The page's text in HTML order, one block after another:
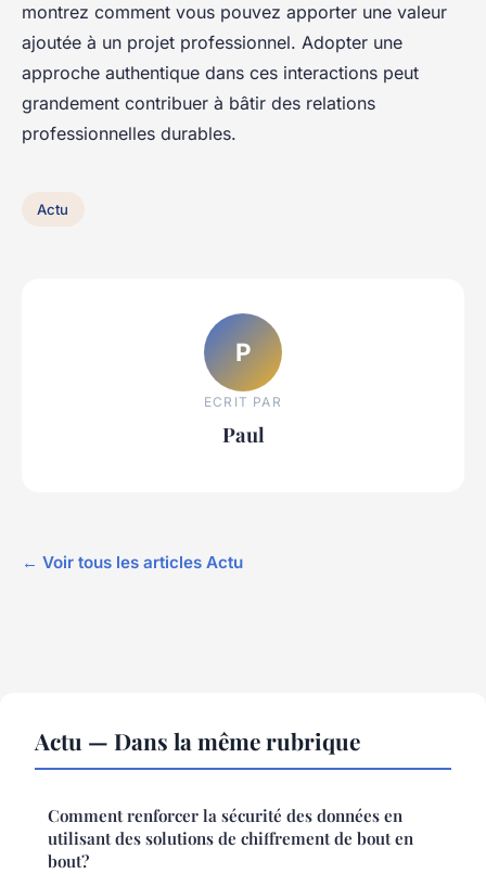
montrez comment vous pouvez apporter une valeur
ajoutée à un projet professionnel. Adopter une
approche authentique dans ces interactions peut
grandement contribuer à bâtir des relations
professionnelles durables.
Actu
P
ECRIT PAR
Paul
← Voir tous les articles Actu
Actu — Dans la même rubrique
Comment renforcer la sécurité des données en
utilisant des solutions de chiffrement de bout en
bout?